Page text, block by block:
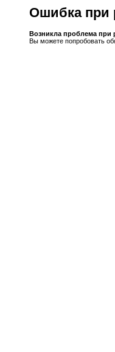
Ошибка при
Возникла проблема при
Вы можете попробовать